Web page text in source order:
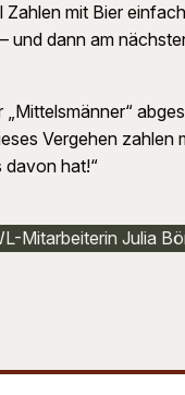
mit Bier
und dann am
Vergehen
davon hat!“
Mitarbeiterin Julia